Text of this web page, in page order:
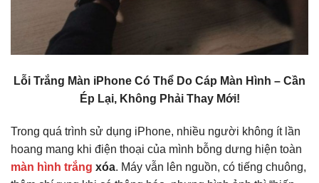
Lỗi Trắng Màn iPhone Có Thể Do Cáp Màn Hình – Cần
Ép Lại, Không Phải Thay Mới!
Trong quá trình sử dụng iPhone, nhiều người không ít lần
hoang mang khi điện thoại của mình bỗng dưng hiện toàn
màn hình trắng xóa. Máy vẫn lên nguồn, có tiếng chuông,